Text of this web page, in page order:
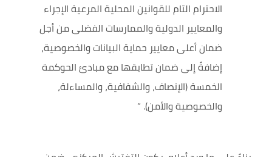
الاحترام التام للقوانين المحلية المرعية الإجراء
والمعايير الدولية والممارسات الفضلى من أجل
ضمان أعلى معايير حماية البيانات والخصوصية،
إضافةً إلى ضمان تطابقها مع مبادئ الحوكمة
الخمسة (الإنصاف، والشفافية، والمساءلة،
والخصوصية والأمن). “